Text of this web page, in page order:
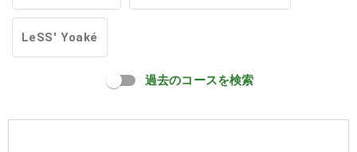
LeSS' Yoaké
過去のコースを検索